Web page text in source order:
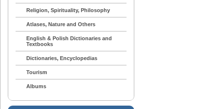
Religion, Spirituality, Philosophy
Atlases, Nature and Others
English & Polish Dictionaries and
Textbooks
Dictionaries, Encyclopedias
Tourism
Albums